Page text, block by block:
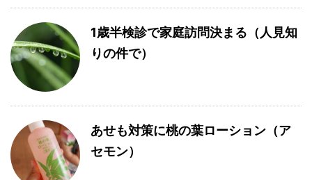
1歳半検診で家庭訪問決まる（人見知
りの件で）
あせも対策に桃の葉ローション（ア
セモン）